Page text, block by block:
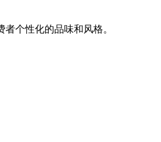
个性化的品味和风格。